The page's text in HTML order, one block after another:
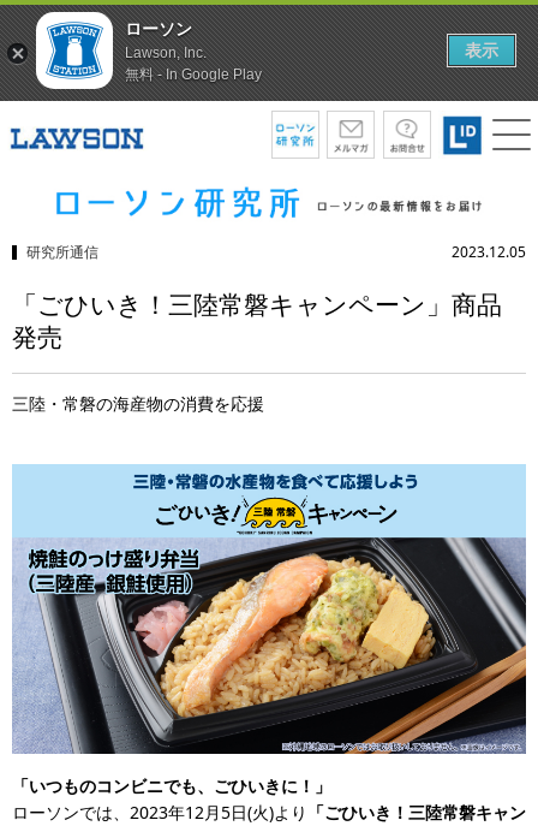
研究所通信 2023.12.05
「ごひいき！三陸常磐キャンペーン」商品
発売
三陸・常磐の海産物の消費を応援
「いつものコンビニでも、ごひいきに！」
ローソンでは、2023年12月5日(火)より 「ごひいき！三陸常磐キャン
ローソン
Lawson, Inc.
無料 - In Google Play
表示